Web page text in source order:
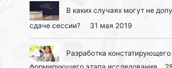
В каких случаях могут не
сдаче сессии?
31 мая 2019
Разработка констатирующего